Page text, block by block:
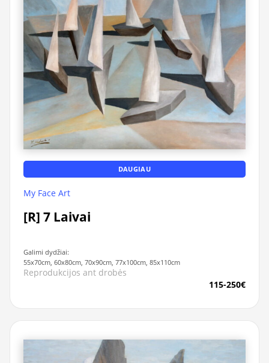
DAUGIAU
My Face Art
[R] 7 Laivai
Galimi dydžiai:
55x70cm, 60x80cm, 70x90cm, 77x100cm, 85x110cm
Reprodukcijos ant drobės
115-250€